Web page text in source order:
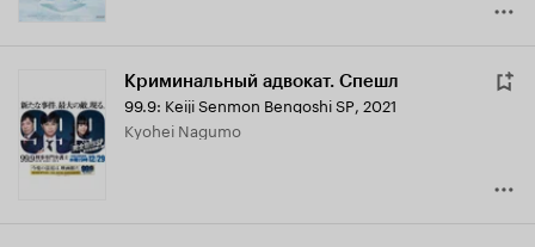
Криминальный адвокат. Спешл
99.9: Keiji Senmon Bengoshi SP, 2021
Kyohei Nagumo